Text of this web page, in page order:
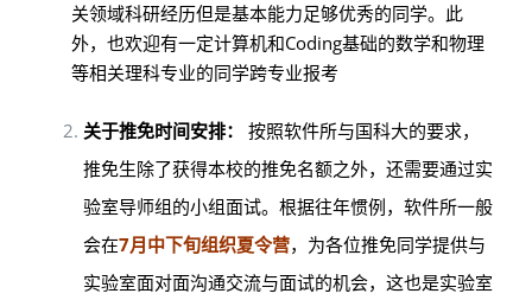
关领域科研经历但是基本能力足够优秀的同学。此
外，也欢迎有一定计算机和Coding基础的数学和物理
等相关理科专业的同学跨专业报考
关于推免时间安排： 按照软件所与国科大的要求，
推免生除了获得本校的推免名额之外，还需要通过实
验室导师组的小组面试。根据往年惯例，软件所一般
会在7月中下旬组织夏令营，为各位推免同学提供与
实验室面对面沟通交流与面试的机会，这也是实验室